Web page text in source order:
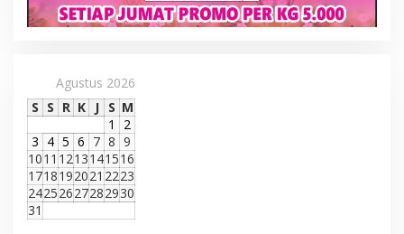
Agustus 2026
S S R K J S M
1
2
3 4 5 6 7 8 9
1011 1213141516
1718192021 2223
24252627282930
31